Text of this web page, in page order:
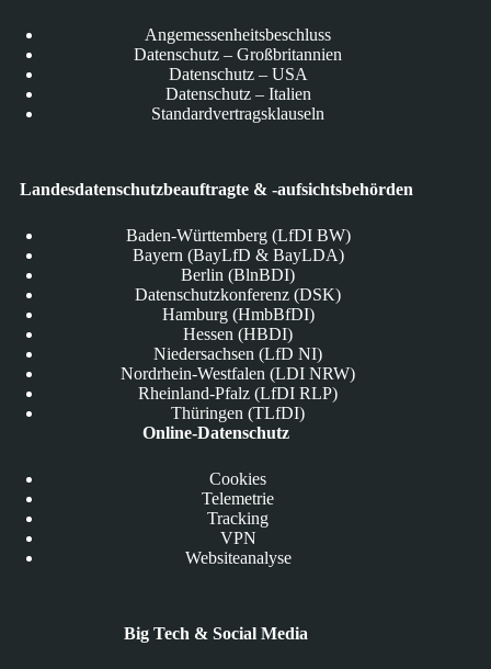
Angemessenheitsbeschluss
Datenschutz – Großbritannien
Datenschutz – USA
Datenschutz – Italien
Standardvertragsklauseln
Landesdatenschutzbeauftragte & -aufsichtsbehörden
Baden-Württemberg (LfDI BW)
Bayern (BayLfD & BayLDA)
Berlin (BlnBDI)
Datenschutzkonferenz (DSK)
Hamburg (HmbBfDI)
Hessen (HBDI)
Niedersachsen (LfD NI)
Nordrhein-Westfalen (LDI NRW)
Rheinland-Pfalz (LfDI RLP)
Thüringen (TLfDI)
Online-Datenschutz
Cookies
Telemetrie
Tracking
VPN
Websiteanalyse
Big Tech & Social Media